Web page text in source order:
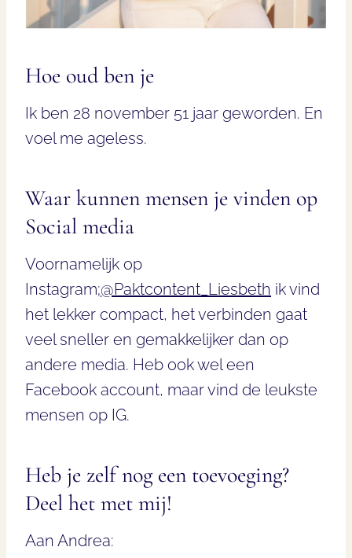
Hoe oud ben je
Ik ben 28 november 51 jaar geworden. En
voel me ageless.
Waar kunnen mensen je vinden op
Social media
Voornamelijk op
Instagram;@Paktcontent_Liesbeth ik vind
het lekker compact, het verbinden gaat
veel sneller en gemakkelijker dan op
andere media. Heb ook wel een
Facebook account, maar vind de leukste
mensen op IG.
Heb je zelf nog een toevoeging?
Deel het met mij!
Aan Andrea: